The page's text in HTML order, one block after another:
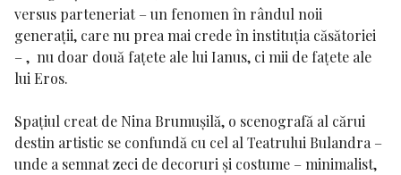
versus parteneriat – un fenomen în rândul noii
generații, care nu prea mai crede în instituția căsătoriei
– , nu doar două fațete ale lui Ianus, ci mii de fațete ale
lui Eros.
Spațiul creat de Nina Brumușilă, o scenografă al cărui
destin artistic se confundă cu cel al Teatrului Bulandra –
unde a semnat zeci de decoruri și costume – minimalist,